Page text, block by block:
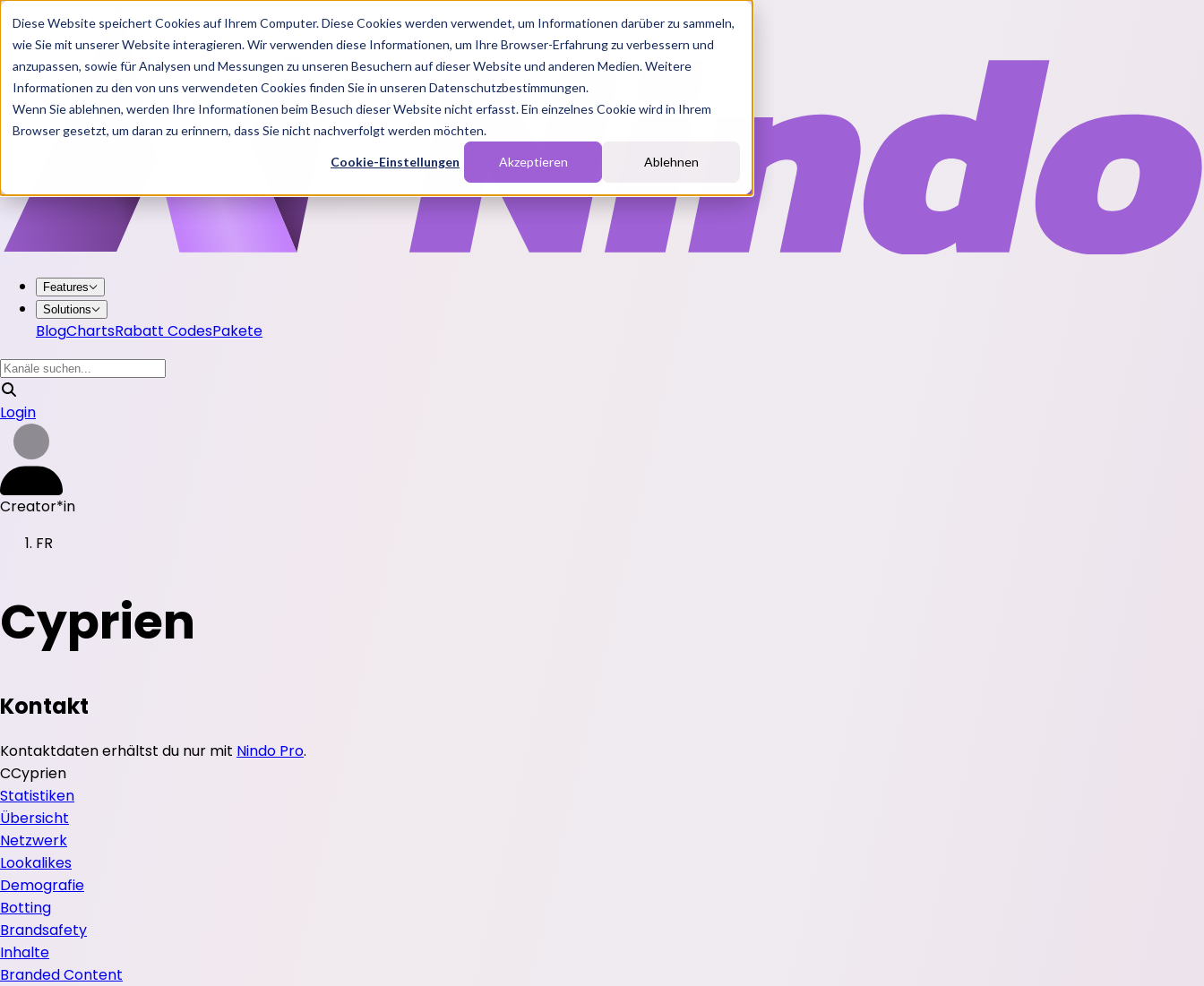
Diese Website speichert Cookies auf Ihrem Computer. Diese Cookies werden verwendet, um Informationen darüber zu sammeln,
wie Sie mit unserer Website interagieren. Wir verwenden diese Informationen, um Ihre Browser-Erfahrung zu verbessern und
anzupassen, sowie für Analysen und Messungen zu unseren Besuchern auf dieser Website und anderen Medien. Weitere
Informationen zu den von uns verwendeten Cookies finden Sie in unseren Datenschutzbestimmungen.
Wenn Sie ablehnen, werden Ihre Informationen beim Besuch dieser Website nicht erfasst. Ein einzelnes Cookie wird in Ihrem
Browser gesetzt, um daran zu erinnern, dass Sie nicht nachverfolgt werden möchten.
Cookie-Einstellungen Akzeptieren Ablehnen
Features
Solutions
BlogChartsRabatt CodesPakete
Login
Creator*in
FR
Cyprien
Kontakt
Kontaktdaten erhältst du nur mit Nindo Pro.
CCyprien
Statistiken
Übersicht
Netzwerk
Lookalikes
Demografie
Botting
Brandsafety
Inhalte
Branded Content